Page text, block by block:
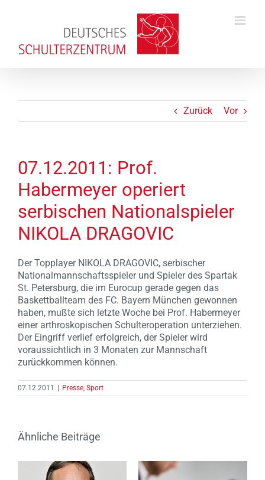
Zurück Vor
07.12.2011: Prof.
Habermeyer operiert
serbischen Nationalspieler
NIKOLA DRAGOVIC
Der Topplayer NIKOLA DRAGOVIC, serbischer
Nationalmannschaftsspieler und Spieler des Spartak
St. Petersburg, die im Eurocup gerade gegen das
Baskettballteam des FC. Bayern München gewonnen
haben, mußte sich letzte Woche bei Prof. Habermeyer
einer arthroskopischen Schulteroperation unterziehen.
Der Eingriff verlief erfolgreich, der Spieler wird
voraussichtlich in 3 Monaten zur Mannschaft
zurückkommen können.
07.12.2011 | Presse Sport
Ähnliche Beiträge